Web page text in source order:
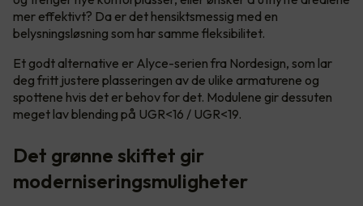
mer effektivt? Da er det hensiktsmessig med en
belysningsløsning som har samme fleksibilitet.
Et godt alternative er Alyce-serien fra Nordesign, som lar
deg fritt justere plasseringen av de ulike armaturene og
spottene hvis det er behov for det. Modulene gir dessuten
meget lav blending på UGR<16 / UGR<19.
Det grønne skiftet gir
moderniseringsmuligheter